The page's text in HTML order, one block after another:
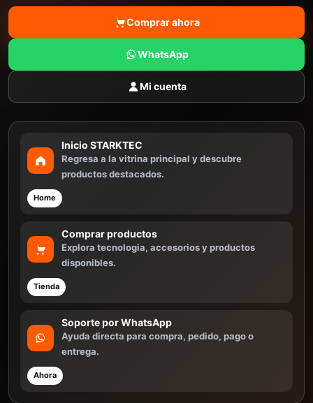
Comprar ahora
WhatsApp
Mi cuenta
Inicio STARKTEC
Regresa a la vitrina principal y descubre
productos destacados.
Home
Comprar productos
Explora tecnologia, accesorios y productos
disponibles.
Tienda
Soporte por WhatsApp
Ayuda directa para compra, pedido, pago o
entrega.
Ahora